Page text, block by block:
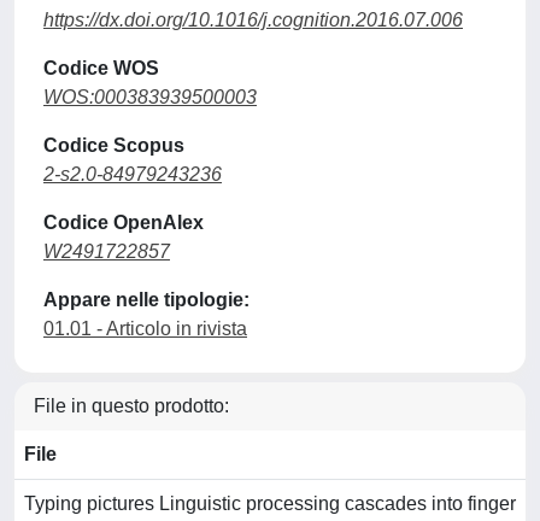
https://dx.doi.org/10.1016/j.cognition.2016.07.006
Codice WOS
WOS:000383939500003
Codice Scopus
2-s2.0-84979243236
Codice OpenAlex
W2491722857
Appare nelle tipologie:
01.01 - Articolo in rivista
File in questo prodotto:
File
Typing pictures Linguistic processing cascades into finger